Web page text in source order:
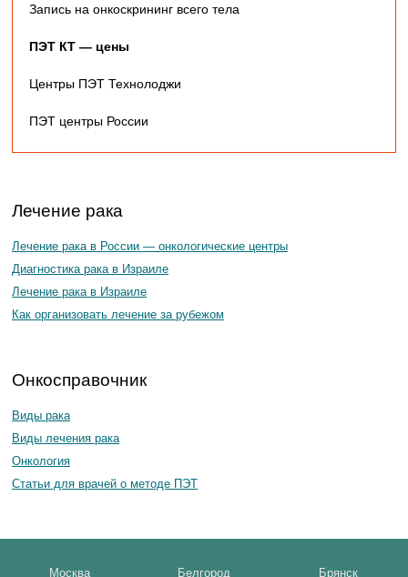
Запись на онкоскрининг всего тела
ПЭТ КТ — цены
Центры ПЭТ Технолоджи
ПЭТ центры России
Лечение рака
Лечение рака в России — онкологические центры
Диагностика рака в Израиле
Лечение рака в Израиле
Как организовать лечение за рубежом
Онкосправочник
Виды рака
Виды лечения рака
Онкология
Статьи для врачей о методе ПЭТ
Москва Белгород Брянск